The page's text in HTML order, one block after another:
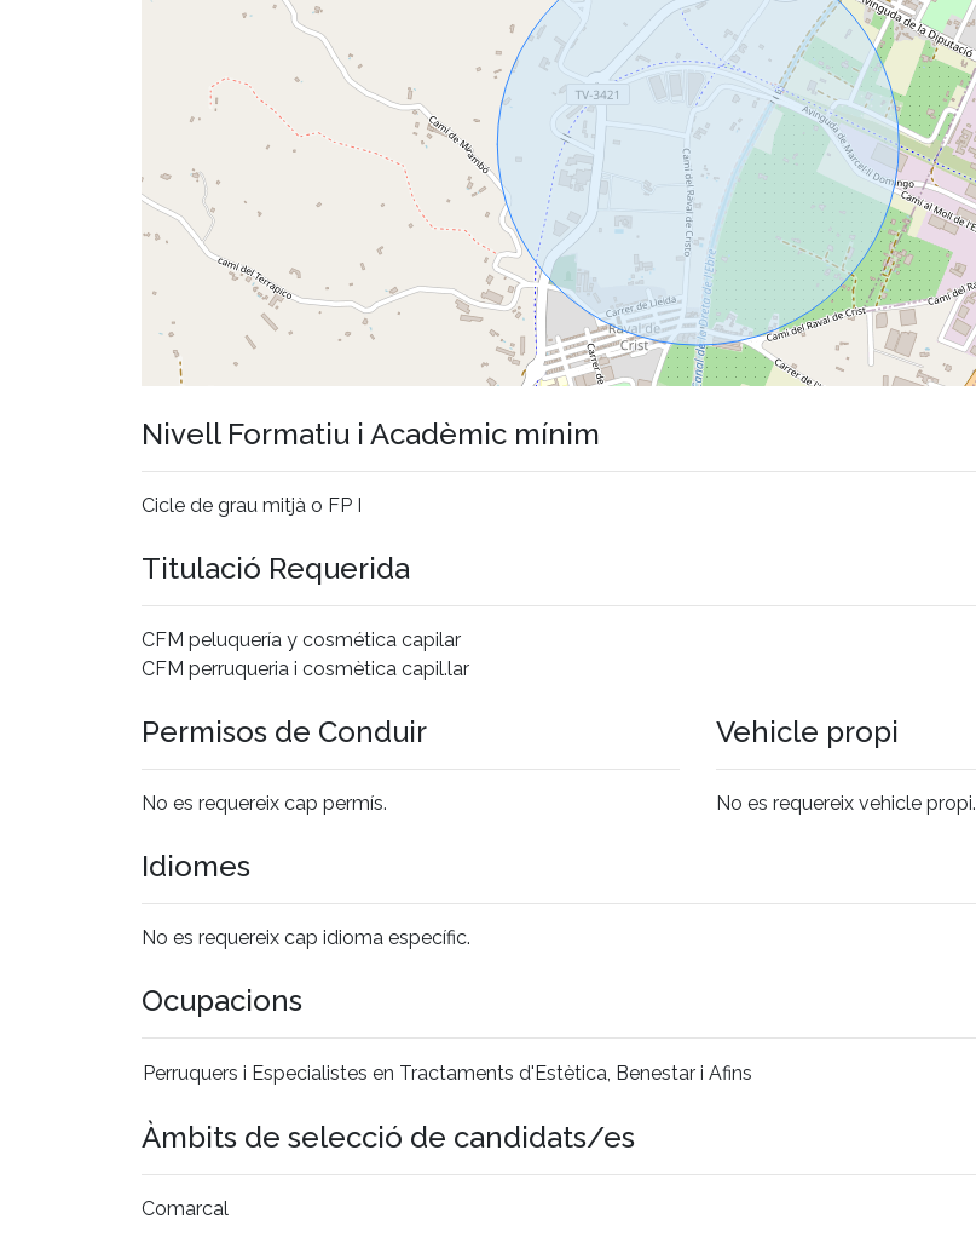
Nivell Formatiu i Acadèmic mínim
Cicle de grau mitjà o FP I
Titulació Requerida
CFM peluquería y cosmética capilar
CFM perruqueria i cosmètica capil.lar
Permisos de Conduir
No es requereix cap permís.
Vehicle propi
No es requereix vehicle propi.
Idiomes
No es requereix cap idioma específic.
Ocupacions
Perruquers i Especialistes en Tractaments d'Estètica, Benestar i Afins
Àmbits de selecció de candidats/es
Comarcal